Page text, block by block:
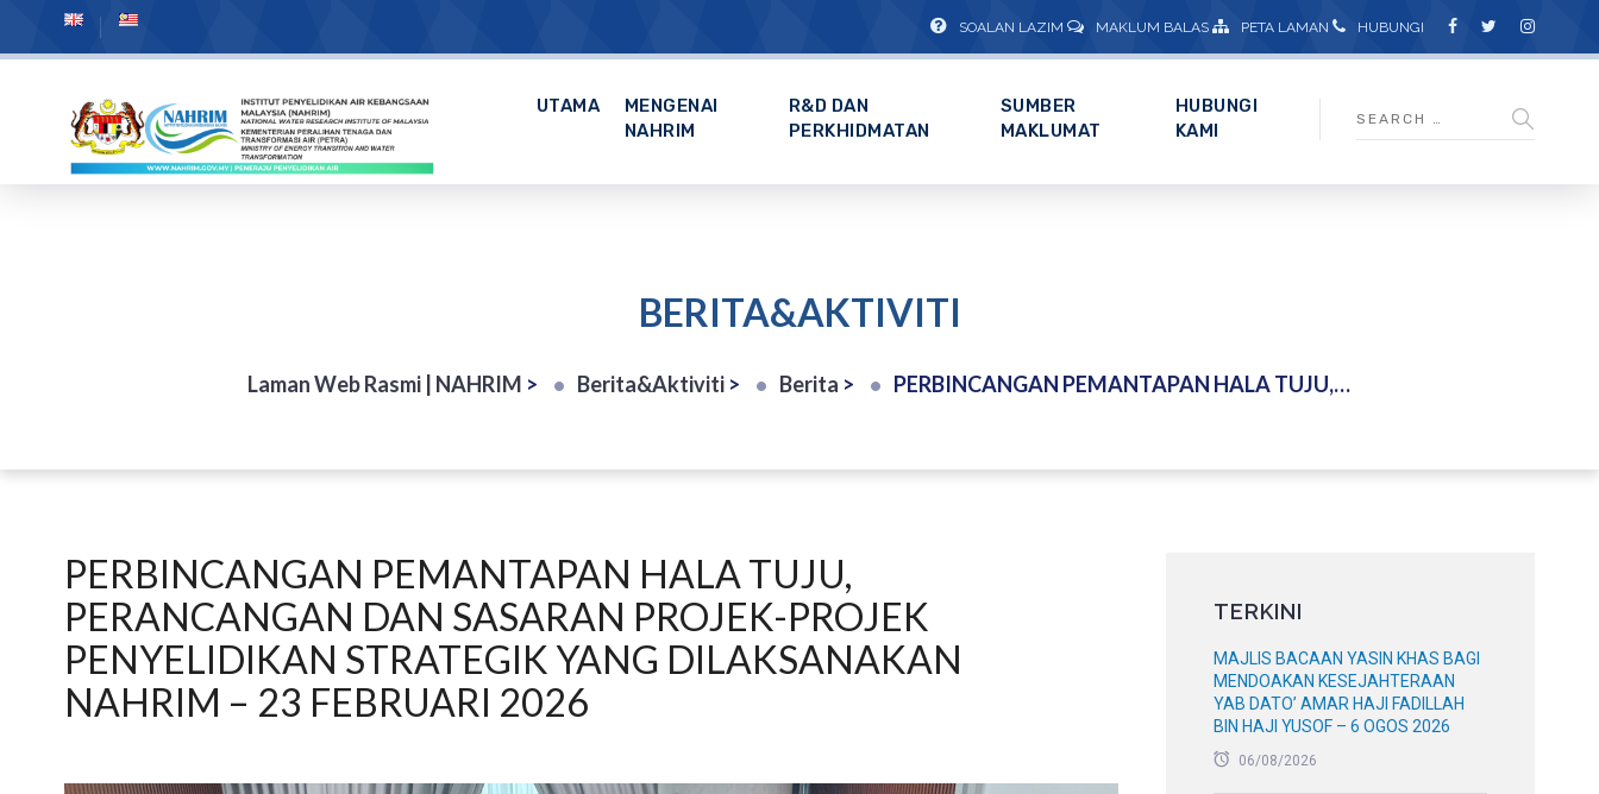
SOALAN LAZIM MAKLUM BALAS PETA LAMAN HUBUNGI
UTAMA
MENGENAI
NAHRIM
R&D DAN
PERKHIDMATAN
SUMBER
MAKLUMAT
HUBUNGI
KAMI
BERITA&AKTIVITI
Laman Web Rasmi | NAHRIM > Berita&Aktiviti > Berita > PERBINCANGAN PEMANTAPAN HALA TUJU, PERANCANGAN DAN SASARAN PROJEK-PROJEK PENYELIDIKAN STRATEGIK YANG DILAKSANAKAN NAHRIM – 23 FEBRUARI 2026
PERBINCANGAN PEMANTAPAN HALA TUJU,
PERANCANGAN DAN SASARAN PROJEK-PROJEK
PENYELIDIKAN STRATEGIK YANG DILAKSANAKAN
NAHRIM – 23 FEBRUARI 2026
TERKINI
MAJLIS BACAAN YASIN KHAS BAGI
MENDOAKAN KESEJAHTERAAN
YAB DATO’ AMAR HAJI FADILLAH
BIN HAJI YUSOF – 6 OGOS 2026
06/08/2026